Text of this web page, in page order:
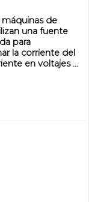
máquinas de
una fuente
para
la corriente del
en voltajes ...